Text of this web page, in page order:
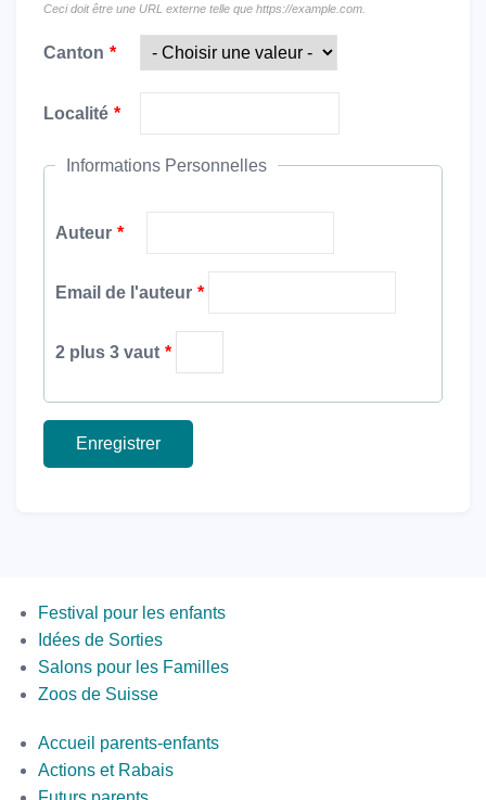
Ceci doit être une URL externe telle que https://example.com
Canton
Localité
Informations Personnelles
Auteur
Email de l'auteur
2 plus 3 vaut
Vertical Tabs
Menus
Festival pour les enfants
Idées de Sorties
Salons pour les Familles
Zoos de Suisse
Second
Bottom
Accueil parents-enfants
Actions et Rabais